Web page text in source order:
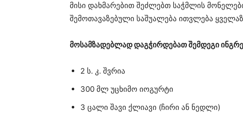
მისი დახმარებით შეძლებთ საჭმლის
შემოთავაზებული საშუალება ითვლება
მოსამზადებლად დაგჭირდებათ შემდეგი
2 ს. კ. შვრია
300 მლ უცხიმო იოგურტი
3 ცალი შავი ქლიავი (ჩირი ან ნედლი)